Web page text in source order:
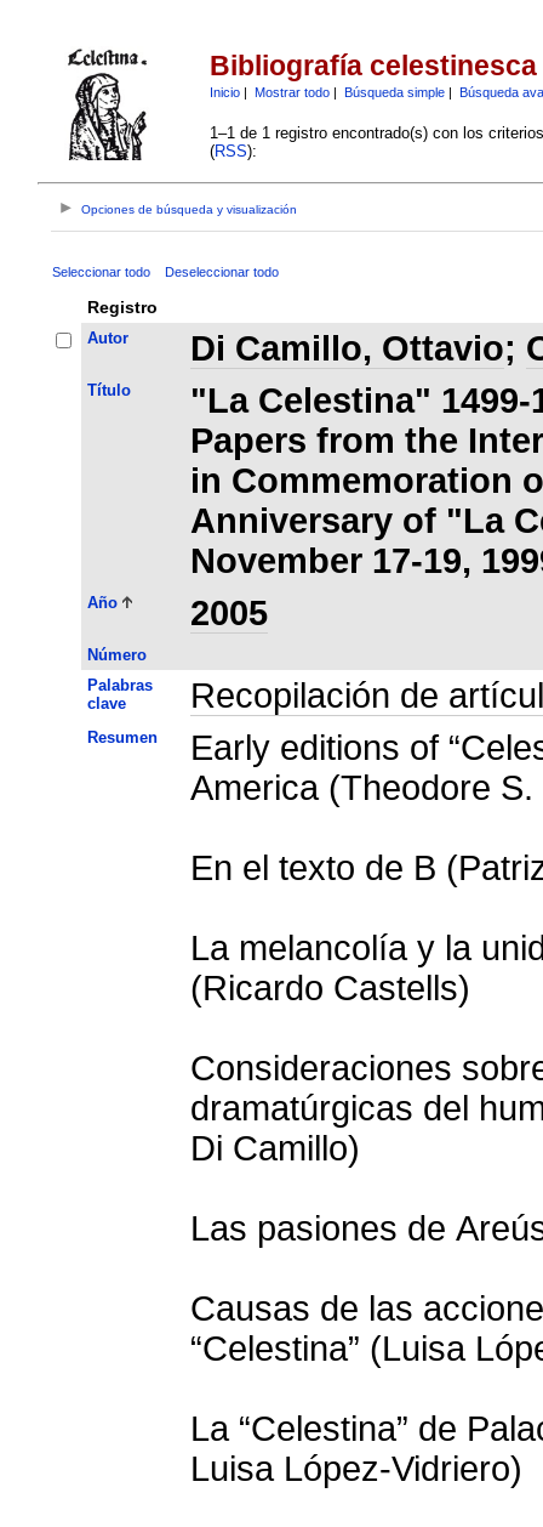
Bibliografía celestinesca
Inicio| Mostrar todo| Búsqueda simple| Búsqueda
1–1 de 1 registro encontrado(s) con los
(RSS):
Opciones de búsqueda y visualización
Seleccionar todo Deseleccionar todo
Registro
Autor Di Camillo, Ottavio;
Título
"La Celestina" 1499-
Papers from the
in Commemoration
Anniversary of "La
November 17-19,
Año 2005
Número
Palabras
clave
Recopilación de
Resumen
Early editions of
America (Theodore
En el texto de B
La melancolía y la
(Ricardo Castells)
Consideraciones
dramatúrgicas del
Di Camillo)
Las pasiones de
Causas de las
“Celestina” (Luisa
La “Celestina” de
Luisa López-Vidriero)